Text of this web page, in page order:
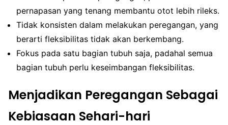
pernapasan yang tenang membantu otot lebih rileks.
Tidak konsisten dalam melakukan peregangan, yang
berarti fleksibilitas tidak akan berkembang.
Fokus pada satu bagian tubuh saja, padahal semua
bagian tubuh perlu keseimbangan fleksibilitas.
Menjadikan Peregangan Sebagai
Kebiasaan Sehari-hari